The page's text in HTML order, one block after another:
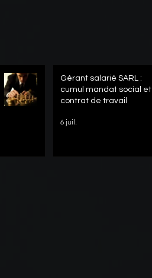
Gérant salarié SARL :
cumul mandat social et
contrat de travail
6 juil.